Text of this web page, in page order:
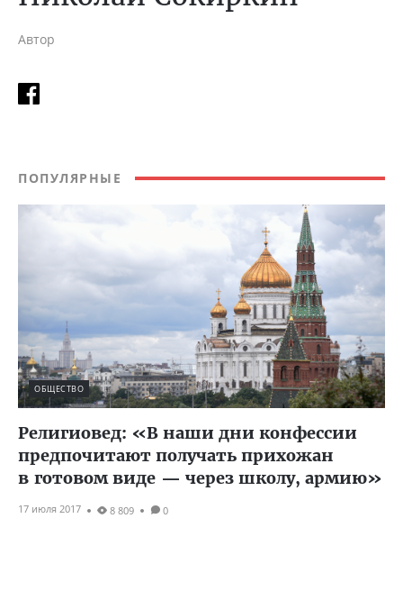
Автор
ПОПУЛЯРНЫЕ
ОБЩЕСТВО
Религиовед: «В наши дни конфессии
предпочитают получать прихожан
в готовом виде — через школу, армию»
17 июля 2017 8 809 0